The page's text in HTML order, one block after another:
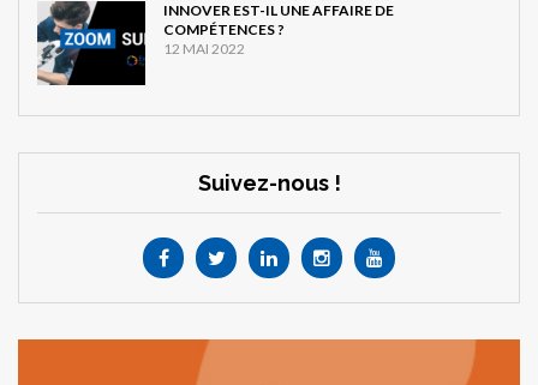
INNOVER EST-IL UNE AFFAIRE DE
COMPÉTENCES ?
12 MAI 2022
Suivez-nous !